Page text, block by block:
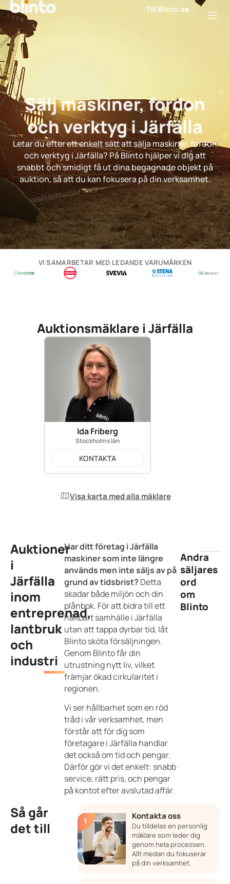
Till Blinto.se
Sälj maskiner, fordon
och verktyg i Järfälla
Letar du efter ett enkelt sätt att sälja maskiner, fordon
och verktyg i Järfälla? På Blinto hjälper vi dig att
snabbt och smidigt få ut dina begagnade objekt på
auktion, så att du kan fokusera på din verksamhet.
VI SAMARBETAR MED LEDANDE VARUMÄRKEN
Auktionsmäklare i Järfälla
Visa karta med alla mäklare
Ida Friberg
Stockholms län
KONTAKTA
Auktioner
i
Järfälla
inom
entreprenad,
lantbruk
och
industri
Har ditt företag i Järfälla
maskiner som inte längre
används men inte säljs av på
grund av tidsbrist? Detta
skadar både miljön och din
plånbok. För att bidra till ett
hållbart samhälle i Järfälla
utan att tappa dyrbar tid, låt
Blinto sköta försäljningen.
Genom Blinto får din
utrustning nytt liv, vilket
främjar ökad cirkularitet i
regionen.
Vi ser hållbarhet som en röd
tråd i vår verksamhet, men
förstår att för dig som
företagare i Järfälla handlar
det också om tid och pengar.
Därför gör vi det enkelt: snabb
service, rätt pris, och pengar
på kontot efter avslutad affär.
Andra
säljares
ord
om
Blinto
Så går
det till
Kontakta oss
Du tilldelas en personlig
mäklare som leder dig
genom hela processen.
Allt medan du fokuserar
på din verksamhet.